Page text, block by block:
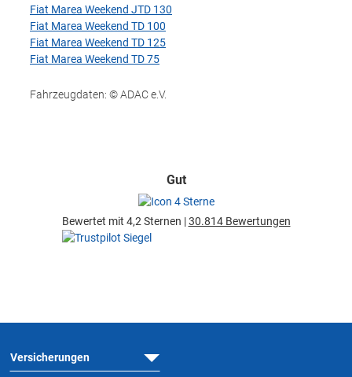
Fiat Marea Weekend JTD 130
Fiat Marea Weekend TD 100
Fiat Marea Weekend TD 125
Fiat Marea Weekend TD 75
Fahrzeugdaten: © ADAC e.V.
Gut
Bewertet mit 4,2 Sternen |30.814 Bewertungen
Versicherungen